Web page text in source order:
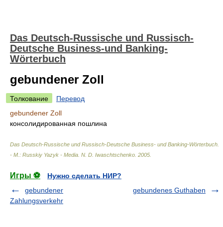
Das Deutsch-Russische und Russisch-
Deutsche Business-und Banking-
Wörterbuch
gebundener Zoll
Толкование
Перевод
gebundener Zoll
консолидированная пошлина
Das Deutsch-Russische und Russisch-Deutsche Business- und Banking-Wörterbuch.
- М.: Russkiy Yazyk - Media N. D. Iwaschtschenko 2005
Игры ⚽
Нужно сделать НИР?
gebundener
Zahlungsverkehr
gebundenes Guthaben